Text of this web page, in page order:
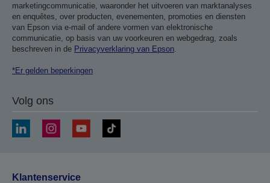
marketingcommunicatie, waaronder het uitvoeren van marktanalyses
en enquêtes, over producten, evenementen, promoties en diensten
van Epson via e-mail of andere vormen van elektronische
communicatie, op basis van uw voorkeuren en webgedrag, zoals
beschreven in de Privacyverklaring van Epson
*Er gelden beperkingen
Volg ons
Klantenservice